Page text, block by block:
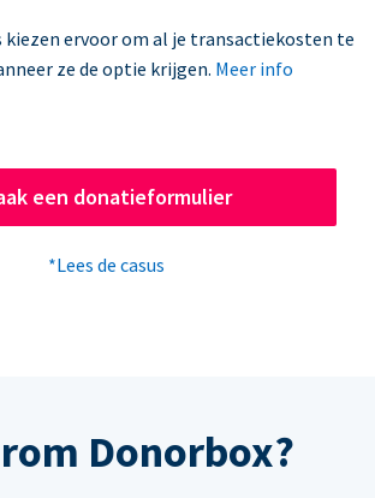
kiezen ervoor om al je transactiekosten te
ze de optie krijgen. Meer info
een donatieformulier
*Lees de casus
Donorbox?